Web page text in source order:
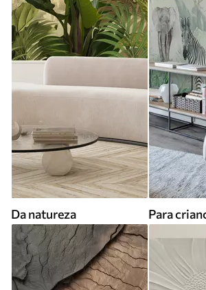
Da natureza Para